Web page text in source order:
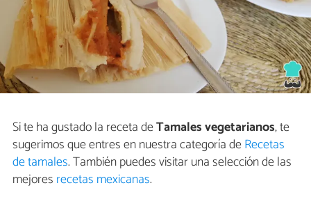
Si te ha gustado la receta deTamales vegetarianos, te
sugerimos que entres en nuestra categoría deRecetas
de tamales. También puedes visitar una selección de las
mejores recetas mexicanas.